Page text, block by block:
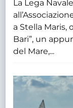
La Lega
a Stella Maris,
Bari”, un
del Mare,...